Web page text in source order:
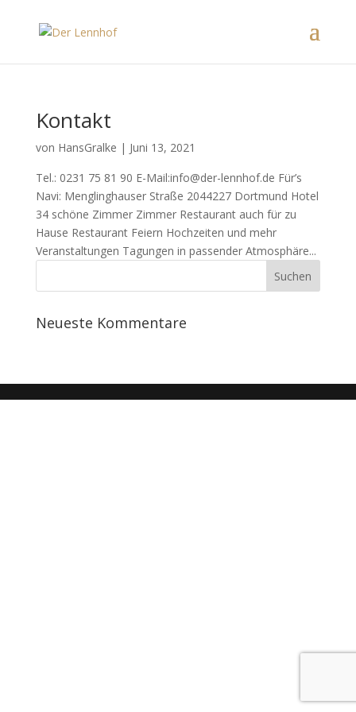
Kontakt
von HansGralke | Juni 13, 2021
Tel.: 0231 75 81 90 E-Mail:info@der-lennhof.de Für’s
Navi: Menglinghauser Straße 2044227 Dortmund Hotel
34 schöne Zimmer Zimmer Restaurant auch für zu
Hause Restaurant Feiern Hochzeiten und mehr
Veranstaltungen Tagungen in passender Atmosphäre...
Neueste Kommentare